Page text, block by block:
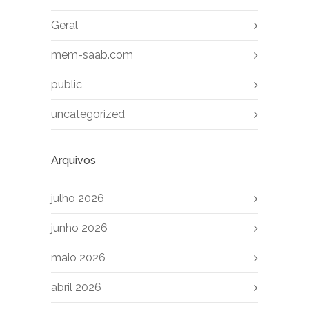
Geral
mem-saab.com
public
uncategorized
Arquivos
julho 2026
junho 2026
maio 2026
abril 2026